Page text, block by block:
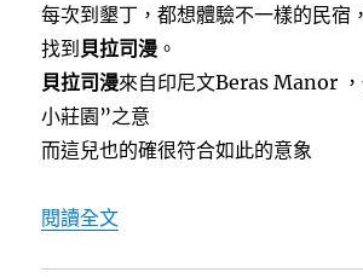
每次到墾丁，都想體驗不一樣的民宿
找到貝拉司漫 。
貝拉司漫來自印尼文Beras Manor
小莊園”之意
而這兒也的確很符合如此的意象
閱讀全文〈墾丁貝拉司漫民宿Beras